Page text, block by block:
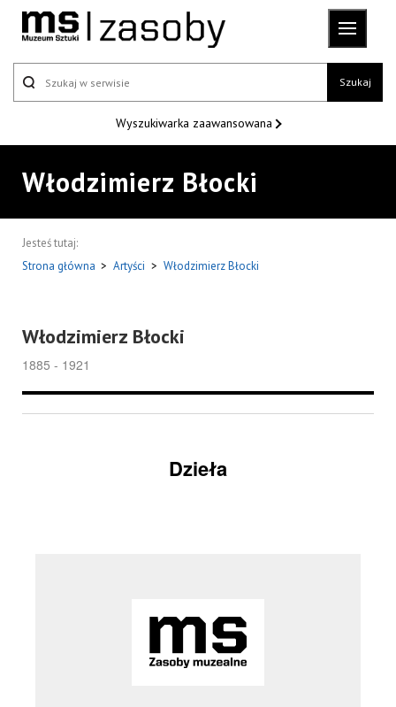
Szukaj
Wyszukiwarka zaawansowana
Włodzimierz Błocki
Jesteś tutaj:
Strona główna > Artyści > Włodzimierz Błocki
Włodzimierz Błocki
1885 - 1921
Dzieła